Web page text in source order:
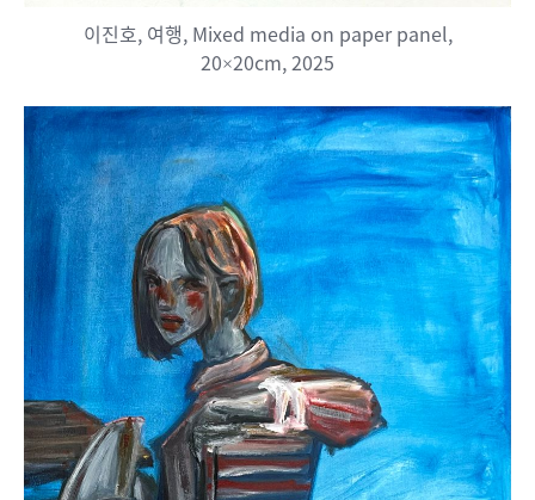
이진호, 여행, Mixed media on paper panel,
20×20cm, 2025